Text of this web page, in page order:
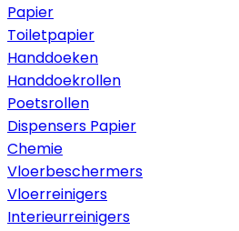
Papier
Toiletpapier
Handdoeken
Handdoekrollen
Poetsrollen
Dispensers Papier
Chemie
Vloerbeschermers
Vloerreinigers
Interieurreinigers